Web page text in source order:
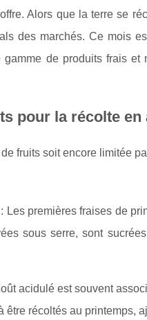
Alors que la terre se
des marchés. Ce mois
gamme de produits frais
pour la récolte en
fruits soit encore limitée
Les premières fraises de
sous serre, sont
acidulé est souvent
être récoltés au printemps,